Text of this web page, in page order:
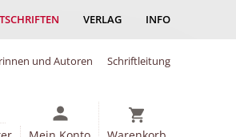
VERLAG INFO
und Autoren Schriftleitung